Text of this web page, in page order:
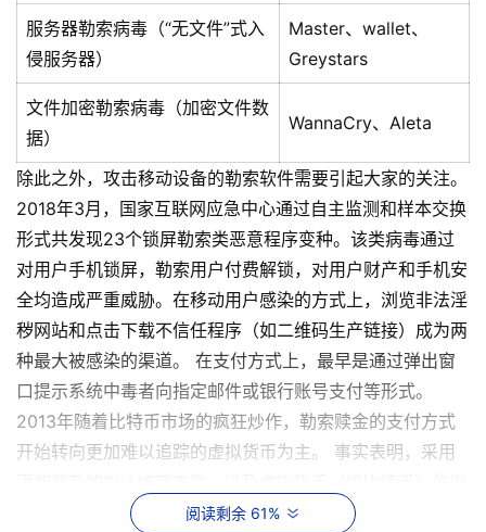
服务器勒索病毒（“无文件”式入
侵服务器）
Master、wallet、
Greystars
文件加密勒索病毒（加密文件数
据）
WannaCry、Aleta
除此之外，攻击移动设备的勒索软件需要引起大家的关注。
2018年3月，国家互联网应急中心通过自主监测和样本交换
形式共发现23个锁屏勒索类恶意程序变种。该类病毒通过
对用户手机锁屏，勒索用户付费解锁，对用户财产和手机安
全均造成严重威胁。在移动用户感染的方式上，浏览非法淫
秽网站和点击下载不信任程序（如二维码生产链接）成为两
种最大被感染的渠道。 在支付方式上，最早是通过弹出窗
口提示系统中毒者向指定邮件或银行账号支付等形式。
2013年随着比特币市场的疯狂炒作，勒索赎金的支付方式
开始转向更加难以追踪的虚拟货币为主。 事实表明，采用
现，加速了勒索软件的泛滥。所以，WannaCry永恒之蓝的
阅读剩余 61%